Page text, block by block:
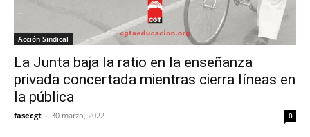
Acción Sindical
La Junta baja la ratio en la enseñanza
privada concertada mientras cierra líneas en
la pública
fasecgt - 30 marzo, 2022 0